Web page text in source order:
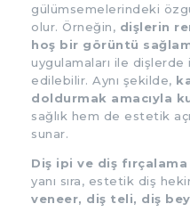
gülümsemelerindeki
olur. Örneğin, dişlerin
hoş bir görüntü
uygulamaları ile
edilebilir. Aynı şekilde,
doldurmak amacıyla
sağlık hem de estetik
sunar.
Diş ipi ve diş fırçalama
yanı sıra, estetik diş
veneer, diş teli, diş